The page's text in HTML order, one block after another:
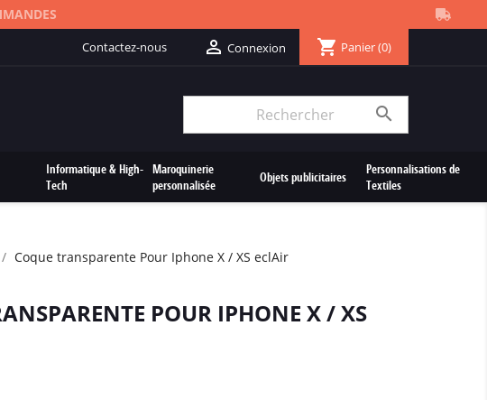
Contactez-nous  Connexion shopping_cart Panier(0)

Informatique & High-
Tech
Maroquinerie
personnalisée
Objets publicitaires
Personnalisations de
Textiles
Coque transparente Pour Iphone X / XS eclAir
POUR IPHONE X / XS